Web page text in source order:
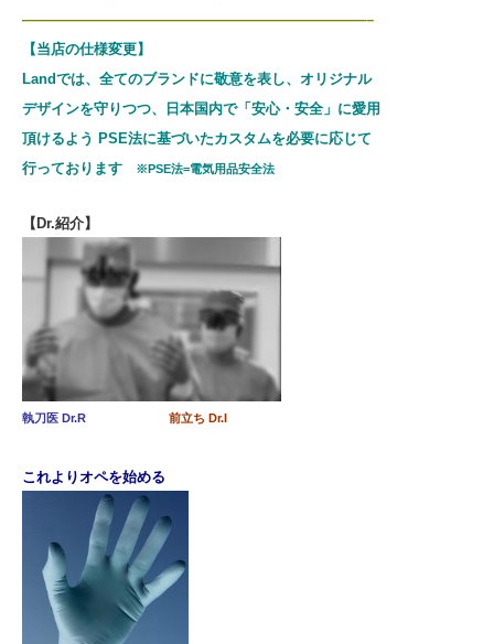
————————————————————————–
【当店の仕様変更】
Landでは、全てのブランドに敬意を表し、 オリジナル
デザインを守りつつ、日本国内で「安心・安全」に愛用
頂けるよう PSE法に基づいたカスタムを必要に応じて
行っております
※PSE法=電気用品安全法
【Dr.紹介】
執刀医 Dr.R 前立ち Dr.I
これよりオペを始める